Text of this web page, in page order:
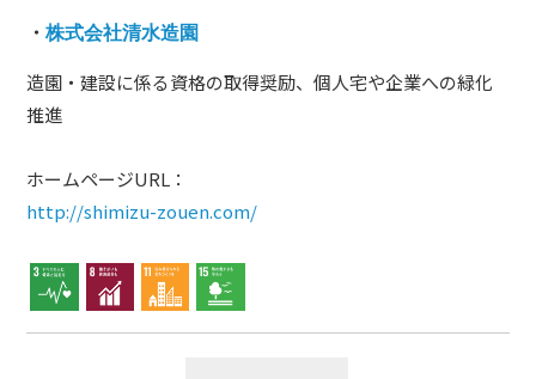
・株式会社清水造園
造園・建設に係る資格の取得奨励、個人宅や企業への緑化
推進
ホームページURL：
http://shimizu-zouen.com/